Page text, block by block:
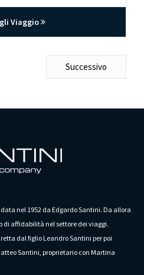
Viaggio
Successivo
nel 1952 da Edgardo Santini. Da allora
di affidabilità nel settore dei viaggi.
dal figlio Leandro Santini per poi
Santini, proprietario con Martina